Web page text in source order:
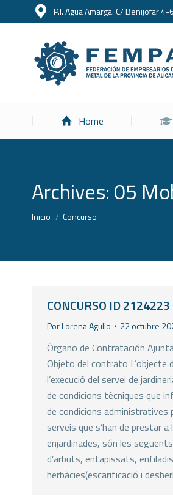
P.I. Agua Amarga. C/ Benijofar
Home
Archives:05
Estás aquí:
Inicio Concurso
CONCURSO ID 2124223
PorLorena Agullo 22 octubre
Órgano de Contratación
Objeto del contrato L’objecte
l’execució del servei de
de condicions tècniques que
de condicions administratives
serveis que s’han de prestar
enjardinades, són les
d’arbuts, entapissats,
herbàcies(escarificació i